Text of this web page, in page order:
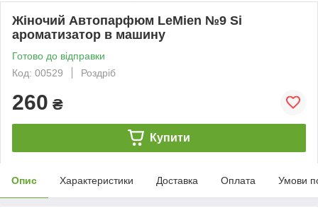
Жіночий Автопарфюм LeMien №9 Si
ароматизатор в машину
Готово до відправки
Код: 00529
Роздріб
260 ₴
Купити
Опис Характеристики Доставка Оплата Умови